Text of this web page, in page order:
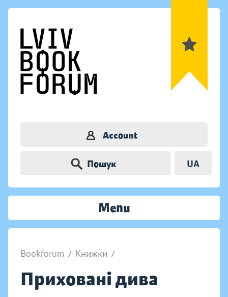
Account
Пошук UA
Menu
Bookforum / Книжки /
Приховані дива